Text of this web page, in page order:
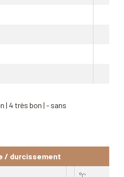
| 4 très bon | - sans
/ durcissement